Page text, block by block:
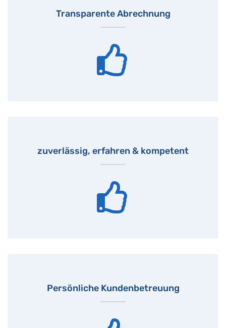
Transparente Abrechnung
zuverlässig, erfahren & kompetent
Persönliche Kundenbetreuung